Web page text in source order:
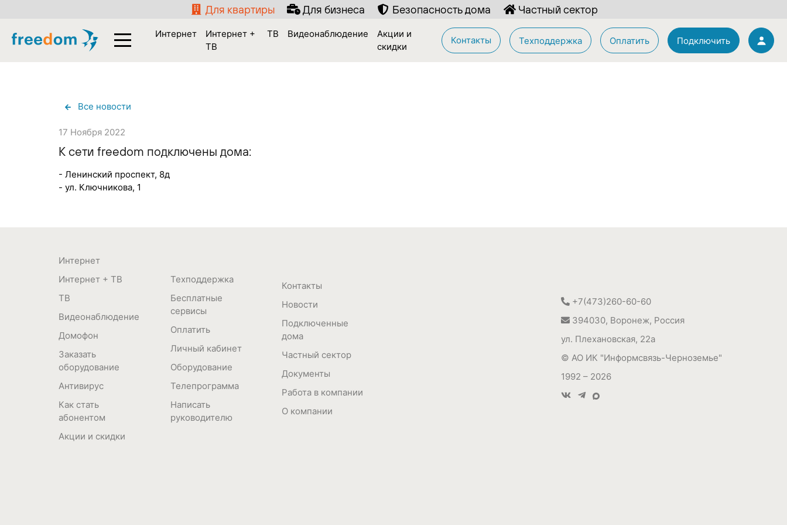
Для квартиры Для бизнеса Безопасность дома Частный сектор
Все новости
17 Ноября 2022
К сети freedom подключены дома:
- Ленинский проспект, 8д
- ул. Ключникова, 1
Интернет
Интернет + ТВ
ТВ
Видеонаблюдение
Домофон
Заказать
оборудование
Антивирус
Как стать
абонентом
Акции и скидки
Техподдержка
Бесплатные
сервисы
Оплатить
Личный кабинет
Оборудование
Телепрограмма
Написать
руководителю
Контакты
Новости
Подключенные
дома
Частный сектор
Документы
Работа в компании
О компании
+7(473)260-60-60
394030, Воронеж, Россия
ул. Плехановская, 22а
© АО ИК "Информсвязь-Черноземье"
1992 – 2026
Интернет
Интернет +
ТВ
ТВ Видеонаблюдение
Акции и
скидки
Контакты Техподдержка Оплатить Подключить